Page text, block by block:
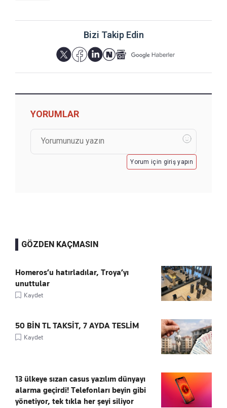
Bizi Takip Edin
YORUMLAR
Yorum için giriş yapın
GÖZDEN KAÇMASIN
Homeros’u hatırladılar, Troya’yı
unuttular
Kaydet
50 BİN TL TAKSİT, 7 AYDA TESLİM
Kaydet
13 ülkeye sızan casus yazılım dünyayı
alarma geçirdi! Telefonları beyin gibi
yönetiyor, tek tıkla her şeyi siliyor